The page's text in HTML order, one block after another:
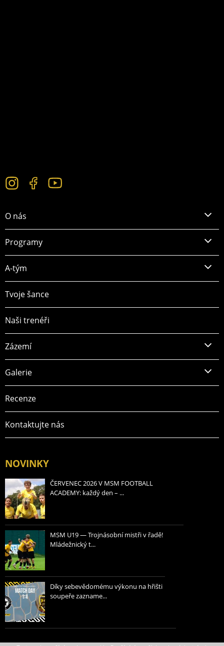
NOVINKY
ČERVENEC 2026 V MSM FOOTBALL
ACADEMY: každý den – ...
MSM U19 — Trojnásobní mistři v řadě!
Mládežnický t...
Díky sebevědomému výkonu na hřišti
soupeře zazname...
O nás
Programy
A-tým
Tvoje šance
Naši trenéři
Zázemí
Galerie
Recenze
Kontaktujte nás